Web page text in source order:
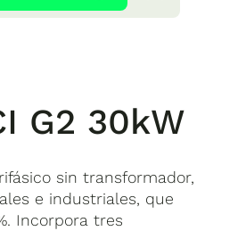
G2 30kW
sin transformador,
e industriales, que
Incorpora tres